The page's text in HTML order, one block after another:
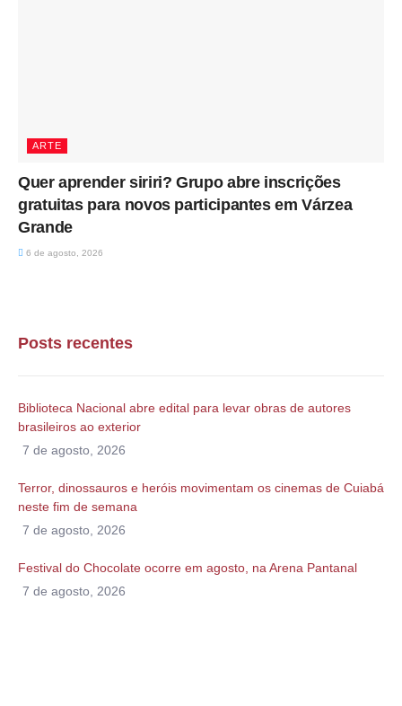
ARTE
Quer aprender siriri? Grupo abre inscrições
gratuitas para novos participantes em Várzea
Grande
6 de agosto, 2026
Posts recentes
Biblioteca Nacional abre edital para levar obras de autores
brasileiros ao exterior
7 de agosto, 2026
Terror, dinossauros e heróis movimentam os cinemas de Cuiabá
neste fim de semana
7 de agosto, 2026
Festival do Chocolate ocorre em agosto, na Arena Pantanal
7 de agosto, 2026